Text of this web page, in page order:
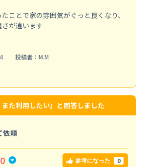
ことで家の雰囲気がぐっと良くなり、
が違います
投稿者：M.M
また利用したい」と回答しました
依頼
参考になった 0